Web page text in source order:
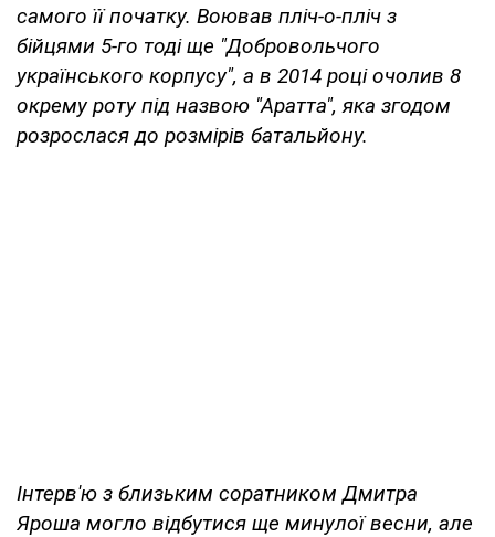
самого її початку. Воював пліч-о-пліч з
бійцями 5-го тоді ще "Добровольчого
українського корпусу", а в 2014 році очолив 8
окрему роту під назвою "Аратта", яка згодом
розрослася до розмірів батальйону.
Інтерв'ю з близьким соратником Дмитра
Яроша могло відбутися ще минулої весни, але